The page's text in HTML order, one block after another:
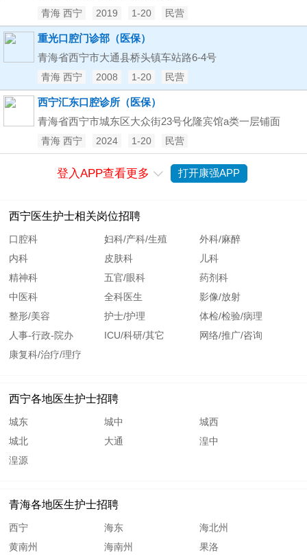
青海 西宁 2019 1-20 民营
重光口腔门诊部（医保）
青海省西宁市大通县桥头镇车站路6-4号
青海 西宁 2008 1-20 民营
西宁汇东口腔诊所（医保）
青海省西宁市城东区大众街23号化隆宾馆a类一层铺面
青海 西宁 2024 1-20 民营
登入APP查看更多  打开康强APP
西宁医生护士相关岗位招聘
口腔科 妇科/产科/生殖
外科/麻醉
内科
皮肤科
儿科
精神科
五官/眼科
药剂科
中医科
全科医生
影像/放射
整形/美容
护士/护理
体检/检验/病理
人事-行政-院办
ICU/科研/其它
网络/推广/咨询
康复科/治疗/理疗
西宁各地医生护士招聘
城东 城中
城西
城北
大通
湟中
湟源
青海各地医生护士招聘
西宁 海东
海北州
黄南州
海南州
果洛